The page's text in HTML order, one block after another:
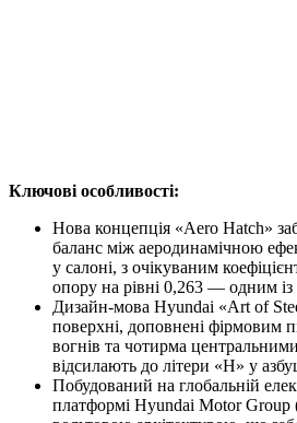
Ключові особливості:
Нова концепція «Aero Hatch»
баланс між аеродинамічною
у салоні, з очікуваним
опору на рівні 0,263 — одним
Дизайн-мова Hyundai «Art of
поверхні, доповнені фірмовим
вогнів та чотирма
відсилають до літери «H» у
Побудований на глобальній
платформі Hyundai Motor Group